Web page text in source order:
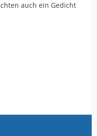
auch ein Gedicht